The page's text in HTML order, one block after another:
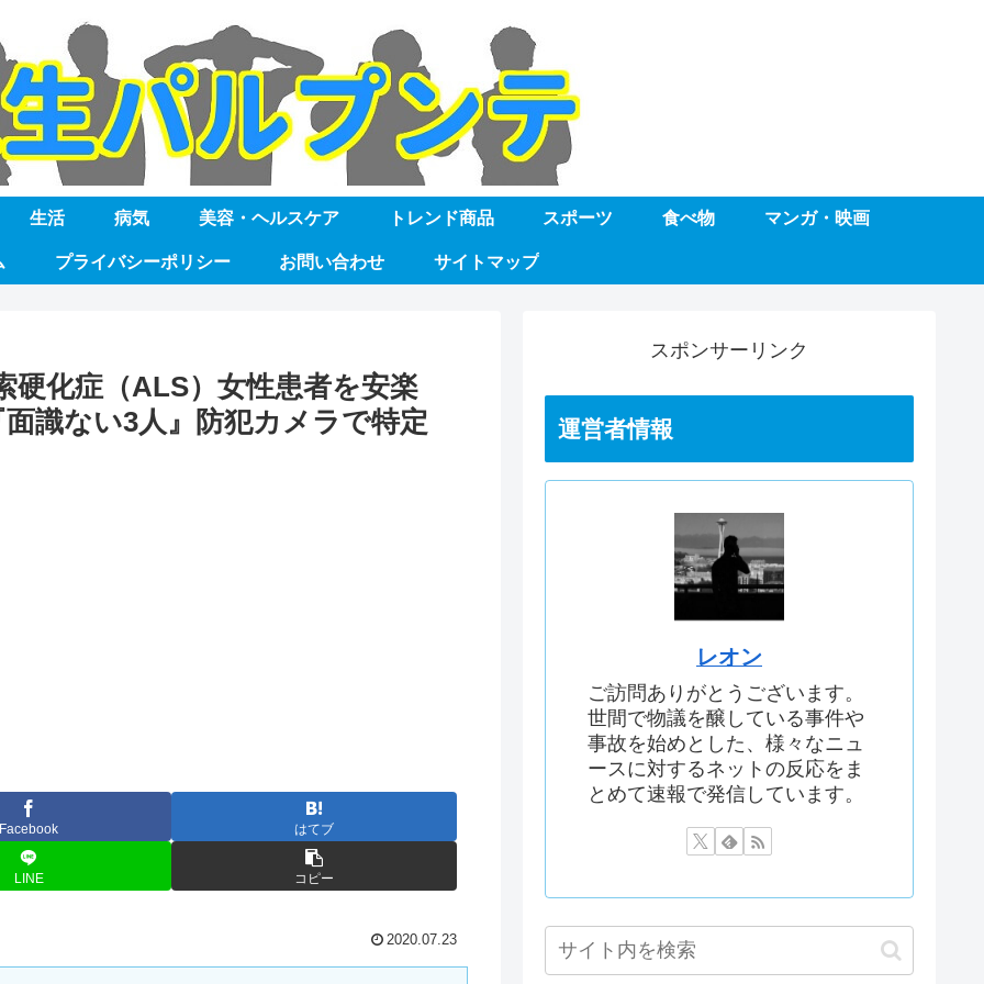
生活 病気 美容・ヘルスケア トレンド商品 スポーツ 食べ物 マンガ・映画
プライバシーポリシー お問い合わせ サイトマップ
硬化症（ALS）女性患者を安楽
識ない3人』防犯カメラで特定
Facebook はてブ
LINE コピー
2020.07.23
スポンサーリンク
運営者情報
レオン
ご訪問ありがとうございます。
世間で物議を醸している事件や
事故を始めとした、様々なニュ
ースに対するネットの反応をま
とめて速報で発信しています。